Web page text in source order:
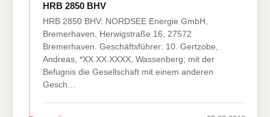
HRB 2850 BHV
HRB 2850 BHV: NORDSEE Energie GmbH,
Bremerhaven, Herwigstraße 16, 27572
Bremerhaven. Geschäftsführer: 10. Gertzobe,
Andreas, *XX.XX.XXXX, Wassenberg; mit der
Befugnis die Gesellschaft mit einem anderen
Gesch…